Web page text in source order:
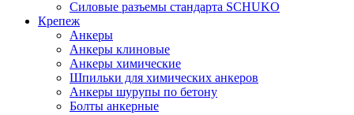
Силовые разъемы стандарта SCHUKO
Крепеж
Анкеры
Анкеры клиновые
Анкеры химические
Шпильки для химических анкеров
Анкеры шурупы по бетону
Болты анкерные